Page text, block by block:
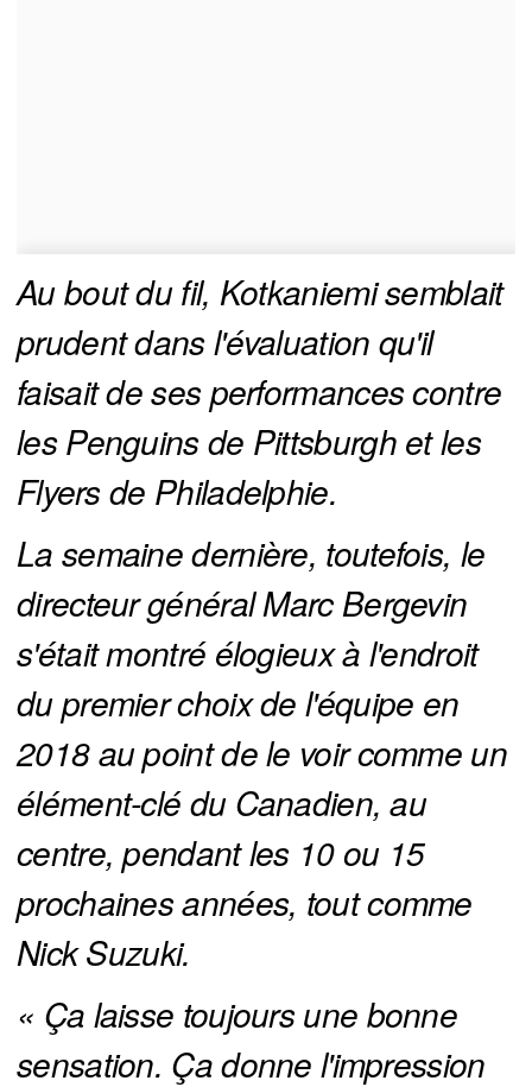
Au bout du fil, Kotkaniemi semblait
prudent dans l'évaluation qu'il
faisait de ses performances contre
les Penguins de Pittsburgh et les
Flyers de Philadelphie.
La semaine dernière, toutefois, le
directeur général Marc Bergevin
s'était montré élogieux à l'endroit
du premier choix de l'équipe en
2018 au point de le voir comme un
élément-clé du Canadien, au
centre, pendant les 10 ou 15
prochaines années, tout comme
Nick Suzuki.
« Ça laisse toujours une bonne
sensation. Ça donne l'impression